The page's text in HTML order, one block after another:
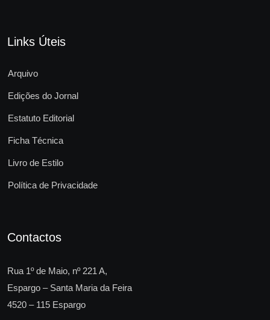
Links Úteis
Arquivo
Edições do Jornal
Estatuto Editorial
Ficha Técnica
Livro de Estilo
Política de Privacidade
Contactos
Rua 1º de Maio, nº 221 A,
Espargo – Santa Maria da Feira
4520 – 115 Espargo